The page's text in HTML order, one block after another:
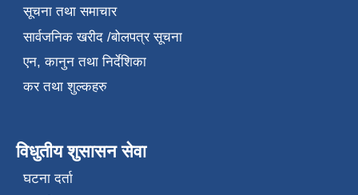
सूचना तथा समाचार
सार्वजनिक खरीद /बोलपत्र सूचना
एन, कानुन तथा निर्देशिका
कर तथा शुल्कहरु
विधुतीय शुसासन सेवा
घटना दर्ता